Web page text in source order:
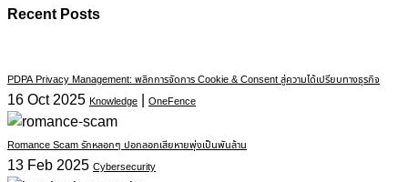
Recent Posts
PDPA Privacy Management: พลิกการจัดการ Cookie & Consent สู่ความได้เปรียบทางธุรกิจ
16 Oct 2025 Knowledge | OneFence
Romance Scam รักหลอกๆ ปอกลอกเสียหายพุ่งเป็นพันล้าน
13 Feb 2025 Cybersecurity